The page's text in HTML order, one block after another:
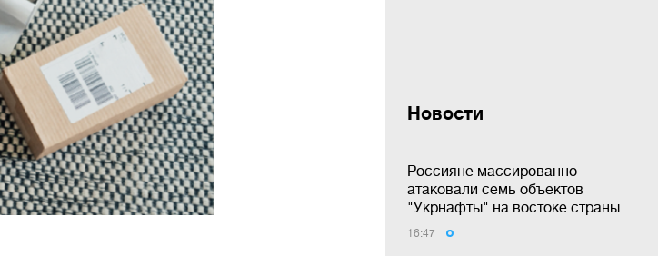
Новости
Россияне массированно
атаковали семь объектов
"Укрнафты" на востоке страны
16:47